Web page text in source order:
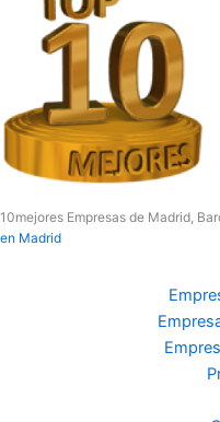
10mejores Empresas de Madrid,
en Madrid